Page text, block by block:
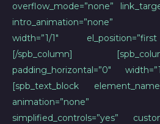
overflow_mode=”none”
intro_animation=”none”
width=”1/1″
[/spb_column]
padding_horizontal=”0″
[spb_text_block
animation=”none”
simplified_controls=”yes”